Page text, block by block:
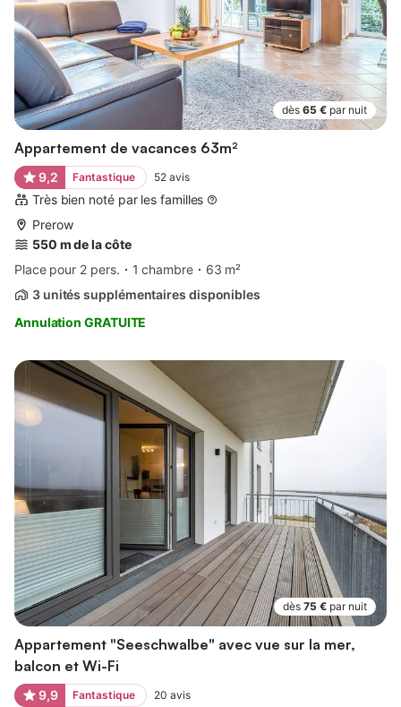
dès 65 € par nuit
Appartement de vacances 63m²
9,2 Fantastique 52 avis
Très bien noté par les familles
Prerow
550 m de la côte
Place pour 2 pers.
1 chambre
63 m²
3 unités supplémentaires disponibles
Annulation GRATUITE
dès 75 € par nuit
Appartement "Seeschwalbe" avec vue sur la mer,
balcon et Wi-Fi
9,9 Fantastique 20 avis